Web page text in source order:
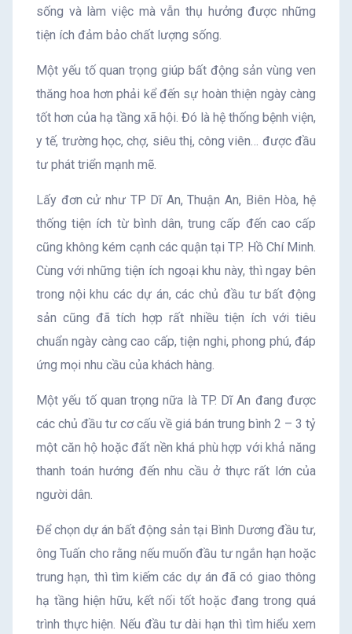
sống và làm việc mà vẫn thụ hưởng được những
tiện ích đảm bảo chất lượng sống.
Một yếu tố quan trọng giúp bất động sản vùng ven
thăng hoa hơn phải kể đến sự hoàn thiện ngày càng
tốt hơn của hạ tầng xã hội. Đó là hệ thống bệnh viện,
y tế, trường học, chợ, siêu thị, công viên… được đầu
tư phát triển mạnh mẽ.
Lấy đơn cử như TP Dĩ An, Thuận An, Biên Hòa, hệ
thống tiện ích từ bình dân, trung cấp đến cao cấp
cũng không kém cạnh các quận tại TP. Hồ Chí Minh.
Cùng với những tiện ích ngoại khu này, thì ngay bên
trong nội khu các dự án, các chủ đầu tư bất động
sản cũng đã tích hợp rất nhiều tiện ích với tiêu
chuẩn ngày càng cao cấp, tiện nghi, phong phú, đáp
ứng mọi nhu cầu của khách hàng.
Một yếu tố quan trọng nữa là TP. Dĩ An đang được
các chủ đầu tư cơ cấu về giá bán trung bình 2 – 3 tỷ
một căn hộ hoặc đất nền khá phù hợp với khả năng
thanh toán hướng đến nhu cầu ở thực rất lớn của
người dân.
Để chọn dự án bất động sản tại Bình Dương đầu tư,
ông Tuấn cho rằng nếu muốn đầu tư ngắn hạn hoặc
trung hạn, thì tìm kiếm các dự án đã có giao thông
hạ tầng hiện hữu, kết nối tốt hoặc đang trong quá
trình thực hiện. Nếu đầu tư dài hạn thì tìm hiểu xem